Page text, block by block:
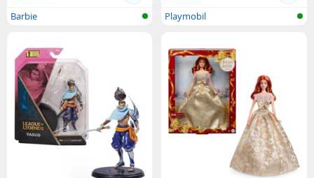
Barbie
Playmobil